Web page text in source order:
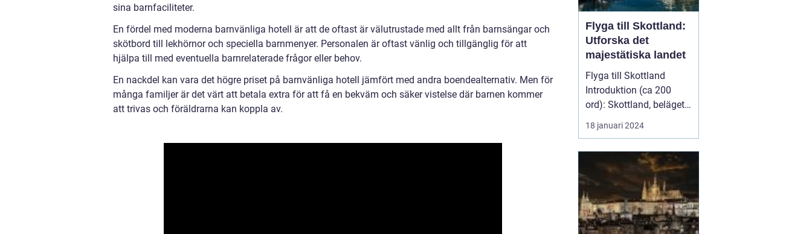
sina barnfaciliteter.
En fördel med moderna barnvänliga hotell är att de oftast är välutrustade med allt från barnsängar och
skötbord till lekhörnor och speciella barnmenyer. Personalen är oftast vänlig och tillgänglig för att
hjälpa till med eventuella barnrelaterade frågor eller behov.
En nackdel kan vara det högre priset på barnvänliga hotell jämfört med andra boendealternativ. Men för
många familjer är det värt att betala extra för att få en bekväm och säker vistelse där barnen kommer
att trivas och föräldrarna kan koppla av.
Flyga till Skottland:
Utforska det
majestätiska landet
Flyga till Skottland
Introduktion (ca 200
ord): Skottland, beläget i
norra delen av Stor...
18 januari 2024